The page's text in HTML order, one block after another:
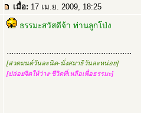
เมื่อ: 17 เม.ย. 2009, 18:25
ธรรมะสวัสดีจ้า ท่านลูกโป่ง
.....................................................
[สวดมนต์วันละนิด-นั่งสมาธิวันละหน่อย]
[ปล่อยจิตให้ว่าง-ชีวิตที่เหลือเพื่อธรรมะ]